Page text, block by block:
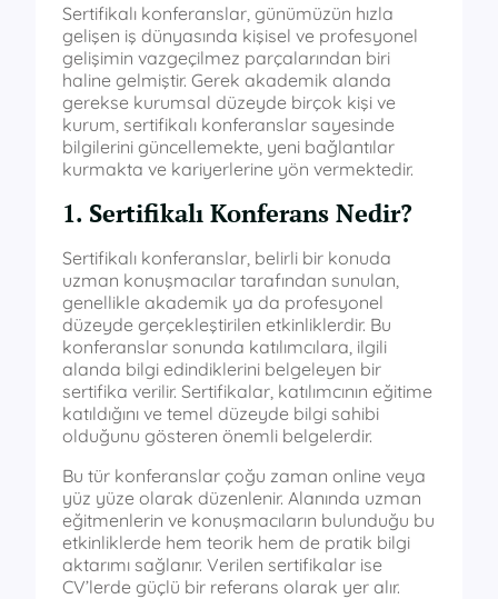
Sertifikalı konferanslar, günümüzün hızla
gelişen iş dünyasında kişisel ve profesyonel
gelişimin vazgeçilmez parçalarından biri
haline gelmiştir. Gerek akademik alanda
gerekse kurumsal düzeyde birçok kişi ve
kurum, sertifikalı konferanslar sayesinde
bilgilerini güncellemekte, yeni bağlantılar
kurmakta ve kariyerlerine yön vermektedir.
1. Sertifikalı Konferans Nedir?
Sertifikalı konferanslar, belirli bir konuda
uzman konuşmacılar tarafından sunulan,
genellikle akademik ya da profesyonel
düzeyde gerçekleştirilen etkinliklerdir. Bu
konferanslar sonunda katılımcılara, ilgili
alanda bilgi edindiklerini belgeleyen bir
sertifika verilir. Sertifikalar, katılımcının eğitime
katıldığını ve temel düzeyde bilgi sahibi
olduğunu gösteren önemli belgelerdir.
Bu tür konferanslar çoğu zaman online veya
yüz yüze olarak düzenlenir. Alanında uzman
eğitmenlerin ve konuşmacıların bulunduğu bu
etkinliklerde hem teorik hem de pratik bilgi
aktarımı sağlanır. Verilen sertifikalar ise
CV’lerde güçlü bir referans olarak yer alır.